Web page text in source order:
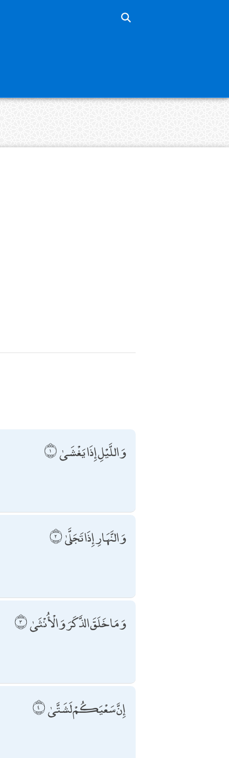
وَاللَّيْلِ إِذَا يَغْشَىٰ
وَالنَّهَارِ إِذَا تَجَلَّىٰ
وَمَا خَلَقَ الذَّكَرَ وَالْأُنْثَىٰ
إِنَّ سَعْيَكُمْ لَشَتَّىٰ